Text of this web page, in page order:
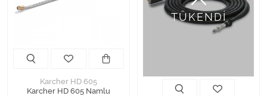
Karcher HD 605
Karcher HD 605 Namlu
TÜKENDİ